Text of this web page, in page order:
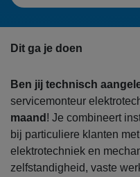
Dit ga je doen
Ben jij technisch
servicemonteur
maand ! Je combineert
bij particuliere klanten
elektrotechniek en
zelfstandigheid, vaste